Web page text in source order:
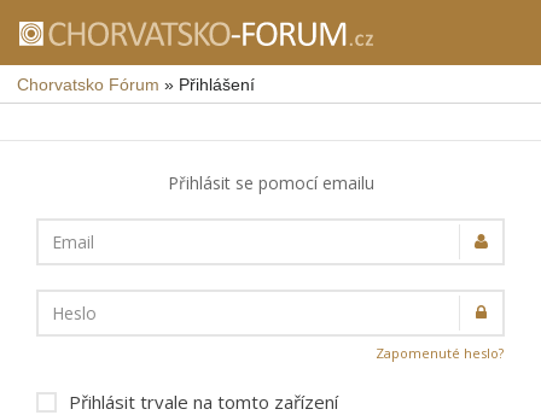
Chorvatsko Fórum » Přihlášení
Přihlásit se pomocí emailu
Email
Heslo
Zapomenuté heslo?
Přihlásit trvale na tomto zařízení